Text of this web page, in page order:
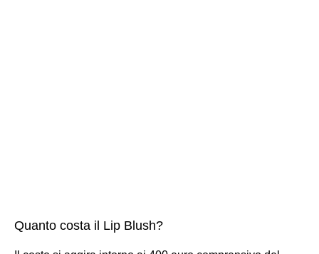
Quanto costa il Lip Blush?